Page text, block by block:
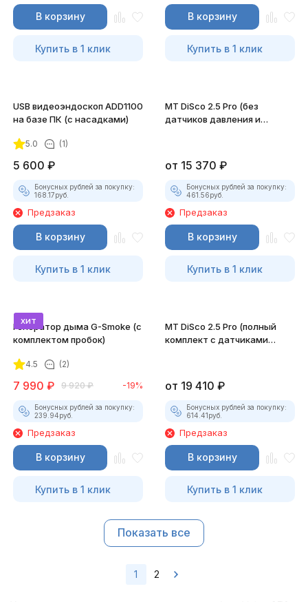
В корзину
Купить в 1 клик
В корзину
Купить в 1 клик
USB видеоэндоскоп ADD1100
на базе ПК (с насадками)
5.0 (1)
5 600 ₽
Бонусных рублей за покупку:
168.17руб.
Предзаказ
В корзину
Купить в 1 клик
MT DiSco 2.5 Pro (без
датчиков давления и
от 15 370 ₽
Бонусных рублей за покупку:
461.56руб.
Предзаказ
В корзину
Купить в 1 клик
хит
Генератор дыма G-Smoke (c
комплектом пробок)
4.5 (2)
7 990 ₽ 9 920 ₽ -19%
Бонусных рублей за покупку:
239.94руб.
Предзаказ
В корзину
Купить в 1 клик
MT DiSco 2.5 Pro (полный
комплект с датчиками
от 19 410 ₽
Бонусных рублей за покупку:
614.41руб.
Предзаказ
В корзину
Купить в 1 клик
Показать все
1 2